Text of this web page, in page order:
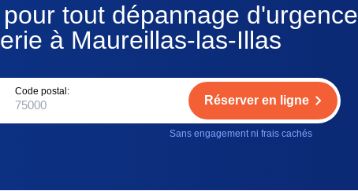
tout dépannage d'urgence
à Maureillas-las-Illas
Code postal:
Réserver en ligne
Sans engagement ni frais cachés